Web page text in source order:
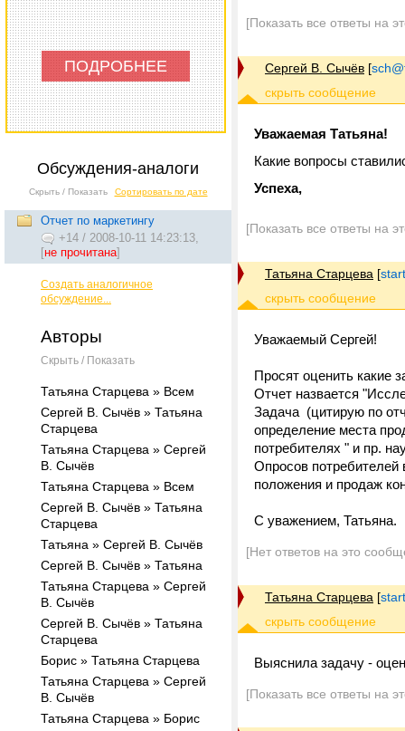
ПОДРОБНЕЕ
Обсуждения-аналоги
Скрыть / Показать Сортировать по дате
Отчет по маркетингу
+14 / 2008-10-11 14:23:13,
[не прочитана]
Создать аналогичное
обсуждение...
Авторы
Скрыть / Показать
Татьяна Старцева » Всем
Сергей В. Сычёв » Татьяна
Старцева
Татьяна Старцева » Сергей
В. Сычёв
Татьяна Старцева » Всем
Сергей В. Сычёв » Татьяна
Старцева
Татьяна » Сергей В. Сычёв
Сергей В. Сычёв » Татьяна
Татьяна Старцева » Сергей
В. Сычёв
Сергей В. Сычёв » Татьяна
Старцева
Борис » Татьяна Старцева
Татьяна Старцева » Сергей
В. Сычёв
Татьяна Старцева » Борис
[Показать все ответы на
Сергей В. Сычёв [
Уважаемая Татьяна!
Какие вопросы
Успеха,
[Показать все ответы на
Татьяна Старцева [
Уважаемый Сергей!
Просят оценить какие
Отчет назвается
Задача (цитирую по
определение места
потребителях " и пр.
Опросов потребителей
положения и продаж
С уважением, Татьяна.
[Нет ответов на это
Татьяна Старцева [
Выяснила задачу -
[Показать все ответы на